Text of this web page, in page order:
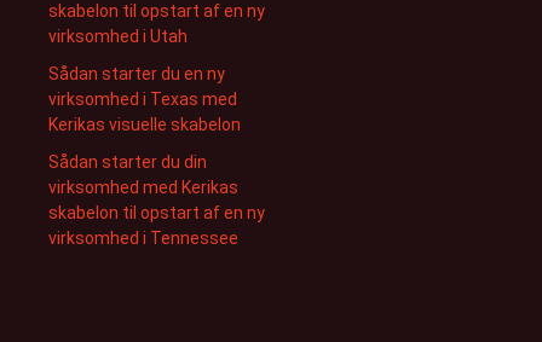
skabelon til opstart af en ny
virksomhed i Utah
Sådan starter du en ny
virksomhed i Texas med
Kerikas visuelle skabelon
Sådan starter du din
virksomhed med Kerikas
skabelon til opstart af en ny
virksomhed i Tennessee